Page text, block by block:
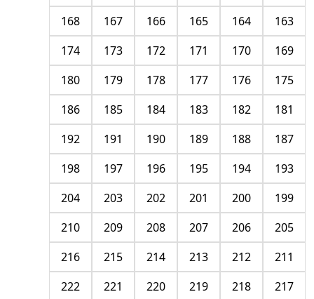
163
164
165
166
167
168
169
170
171
172
173
174
175
176
177
178
179
180
181
182
183
184
185
186
187
188
189
190
191
192
193
194
195
196
197
198
199
200
201
202
203
204
205
206
207
208
209
210
211
212
213
214
215
216
217
218
219
220
221
222